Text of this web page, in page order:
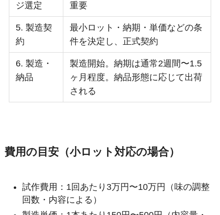
ジ選定
重要
5. 製造契
約
最小ロット・納期・単価などの条
件を決定し、正式契約
6. 製造・
納品
製造開始。納期は通常2週間〜1.5
ヶ月程度。納品形態に応じて出荷
される
費用の目安（小ロット対応の場合）
試作費用：1回あたり3万円〜10万円（味の調整
回数・内容による）